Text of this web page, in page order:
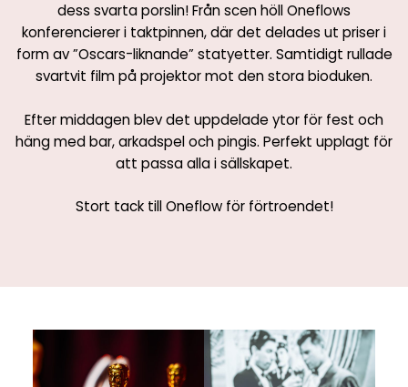
dess svarta porslin! Från scen höll Oneflows
konferencierer i taktpinnen, där det delades ut priser i
form av ”Oscars-liknande” statyetter. Samtidigt rullade
svartvit film på projektor mot den stora bioduken.
Efter middagen blev det uppdelade ytor för fest och
häng med bar, arkadspel och pingis. Perfekt upplagt för
att passa alla i sällskapet.
Stort tack till Oneflow för förtroendet!